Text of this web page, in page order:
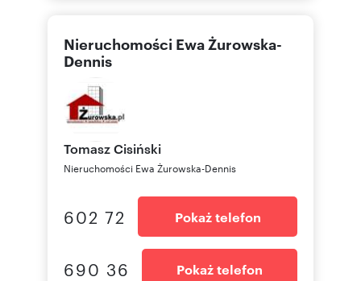
Nieruchomości Ewa Żurowska-
Dennis
TomaszCisiński
Nieruchomości Ewa Żurowska-Dennis
602 72 Pokaż telefon
690 36 Pokaż telefon